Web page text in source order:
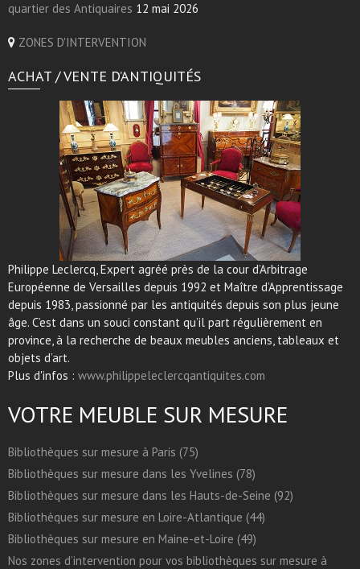
quartier des Antiquaires 12 mai 2026
ZONES D'INTERVENTION
ACHAT / VENTE D’ANTIQUITÉS
Philippe Leclercq, Expert agréé près de la cour d’Arbitrage
Européenne de Versailles depuis 1992 et Maître d’Apprentissage
depuis 1983, passionné par les antiquités depuis son plus jeune
âge. C’est dans un souci constant qu’il part régulièrement en
province, à la recherche de beaux meubles anciens, tableaux et
objets d’art.
Plus d'infos : www.philippeleclercqantiquites.com
VOTRE MEUBLE SUR MESURE
Bibliothèques sur mesure à Paris (75)
Bibliothèques sur mesure dans les Yvelines (78)
Bibliothèques sur mesure dans les Hauts-de-Seine (92)
Bibliothèques sur mesure en Loire-Atlantique (44)
Bibliothèques sur mesure en Maine-et-Loire (49)
Nos zones d’intervention pour vos bibliothèques sur mesure à